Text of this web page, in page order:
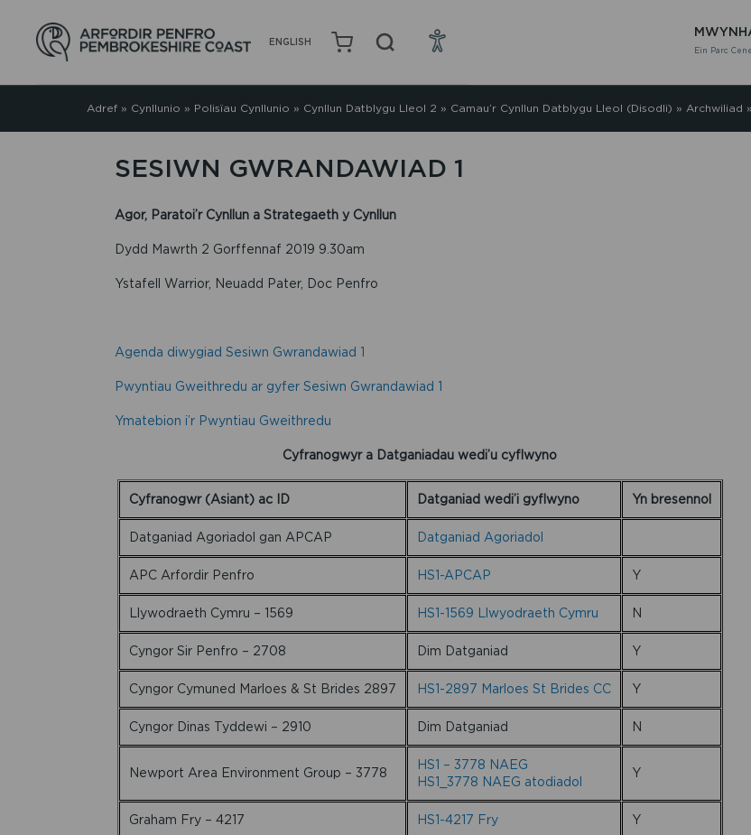
ENGLISH
Ein Parc
Adref» Cynllunio » Polisïau Cynllunio » Cynllun Datblygu Lleol 2 » Camau’r Cynllun Datblygu Lleol (Disodli) » Archwiliad »
SESIWN GWRANDAWIAD 1
Agor, Paratoi’r Cynllun a Strategaeth y Cynllun
Dydd Mawrth 2 Gorffennaf 2019 9.30am
Ystafell Warrior, Neuadd Pater, Doc Penfro
Agenda diwygiad Sesiwn Gwrandawiad 1
Pwyntiau Gweithredu ar gyfer Sesiwn Gwrandawiad 1
Ymatebion i’r Pwyntiau Gweithredu
Cyfranogwyr a Datganiadau wedi’u cyflwyno
Cyfranogwr (Asiant) ac ID Datganiad wedi’i gyflwyno Yn bresennol
Datganiad Agoriadol gan APCAP Datganiad Agoriadol
APC Arfordir Penfro HS1-APCAP Y
Llywodraeth Cymru – 1569 HS1-1569 Llwyodraeth Cymru N
Cyngor Sir Penfro – 2708 Dim Datganiad Y
Cyngor Cymuned Marloes & St Brides 2897 HS1-2897 Marloes St Brides CC Y
Cyngor Dinas Tyddewi – 2910 Dim Datganiad N
Newport Area Environment Group – 3778
HS1 – 3778 NAEG
HS1_3778 NAEG atodiadol
Y
Graham Fry – 4217 HS1-4217 Fry Y